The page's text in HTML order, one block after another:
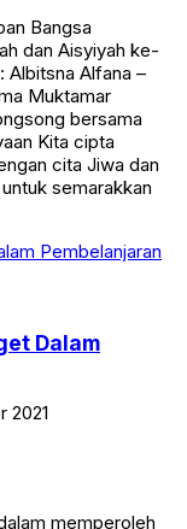
Bangsa
dan Aisyiyah ke-
Albitsna Alfana –
Muktamar
bersama
Kita cipta
cita Jiwa dan
semarakkan
Dalam
2021
memperoleh